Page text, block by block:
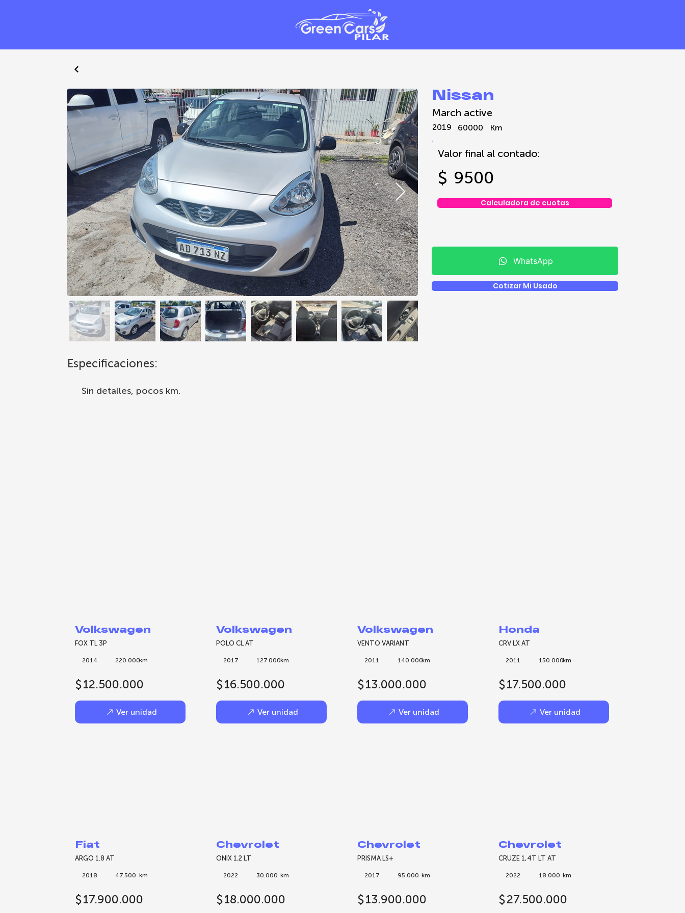
Nissan
March active
2019 60000 Km
WhatsApp
Cotizar Mi Usado
Especificaciones:
Sin detalles, pocos km.
Volkswagen
FOX TL 3P
2014 220.000km
$12.500.000
Ver unidad
Fiat
ARGO 1.8 AT
2018 47.500 km
$17.900.000
Volkswagen
POLO CL AT
2017 127.000km
$16.500.000
Ver unidad
Chevrolet
ONIX 1.2 LT
2022 30.000 km
$18.000.000
Volkswagen
VENTO VARIANT
2011 140.000km
$13.000.000
Ver unidad
Chevrolet
PRISMA LS+
2017 95.000 km
$13.900.000
Honda
CRV LX AT
2011 150.000km
$17.500.000
Ver unidad
Chevrolet
CRUZE 1,4T LT AT
2022 18.000 km
$27.500.000
Valor final al contado:
$ 9500
Calculadora de cuotas